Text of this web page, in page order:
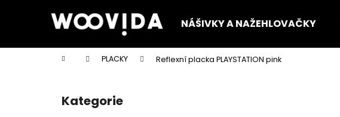
NÁŠIVKY A NAŽEHLOVAČKY
Domů PLACKY Reflexní placka PLAYSTATION pink
Přeskočit
kategorie
Kategorie
í
Zpět
do
Zpět
do
Co